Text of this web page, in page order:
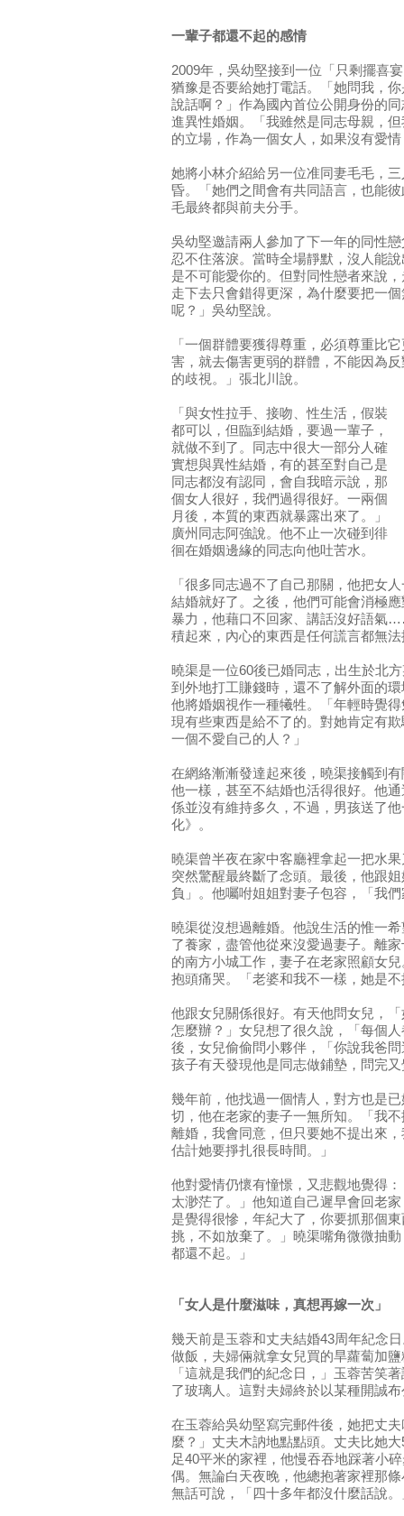
一輩子都還不起的感情
2009年，吳幼堅接到一位「只剩擺喜
猶豫是否要給她打電話。「她問我，
說話啊？」作為國內首位公開身份的
進異性婚姻。「我雖然是同志母親，
的立場，作為一個女人，如果沒有愛
她將小林介紹給另一位准同妻毛毛，
昏。「她們之間會有共同語言，也能
毛最終都與前夫分手。
吳幼堅邀請兩人參加了下一年的同性
忍不住落淚。當時全場靜默，沒人能
是不可能愛你的。但對同性戀者來說
走下去只會錯得更深，為什麼要把一
呢？」吳幼堅說。
「一個群體要獲得尊重，必須尊重比
害，就去傷害更弱的群體，不能因為
的歧視。」張北川說。
「與女性拉手、接吻、性生活，假裝
都可以，但臨到結婚，要過一輩子，
就做不到了。同志中很大一部分人確
實想與異性結婚，有的甚至對自己是
同志都沒有認同，會自我暗示說，那
個女人很好，我們過得很好。一兩個
月後，本質的東西就暴露出來了。」
廣州同志阿強說。他不止一次碰到徘
徊在婚姻邊緣的同志向他吐苦水。
「很多同志過不了自己那關，他把女
結婚就好了。之後，他們可能會消極
暴力，他藉口不回家、講話沒好語氣
積起來，內心的東西是任何謊言都無
曉渠是一位60後已婚同志，出生於北
到外地打工賺錢時，還不了解外面的
他將婚姻視作一種犧牲。「年輕時覺
現有些東西是給不了的。對她肯定有
一個不愛自己的人？」
在網絡漸漸發達起來後，曉渠接觸到
他一樣，甚至不結婚也活得很好。他
係並沒有維持多久，不過，男孩送了
化》。
曉渠曾半夜在家中客廳裡拿起一把水
突然驚醒最終斷了念頭。最後，他跟
負」。他囑咐姐姐對妻子包容，「我
曉渠從沒想過離婚。他說生活的惟一
了養家，盡管他從來沒愛過妻子。離
的南方小城工作，妻子在老家照顧女
抱頭痛哭。「老婆和我不一樣，她是
他跟女兒關係很好。有天他問女兒，
怎麼辦？」女兒想了很久說，「每個
後，女兒偷偷問小夥伴，「你說我爸
孩子有天發現他是同志做鋪墊，問完
幾年前，他找過一個情人，對方也是
切，他在老家的妻子一無所知。「我
離婚，我會同意，但只要她不提出來
估計她要掙扎很長時間。」
他對愛情仍懷有憧憬，又悲觀地覺得
太渺茫了。」他知道自己遲早會回老
是覺得很慘，年紀大了，你要抓那個
挑，不如放棄了。」曉渠嘴角微微抽
都還不起。」
「女人是什麼滋味，真想再嫁一次」
幾天前是玉蓉和丈夫結婚43周年紀念
做飯，夫婦倆就拿女兒買的旱蘿蔔加
「這就是我們的紀念日，」玉蓉苦笑
了玻璃人。這對夫婦終於以某種開誠
在玉蓉給吳幼堅寫完郵件後，她把丈
麼？」丈夫木訥地點點頭。丈夫比她
足40平米的家裡，他慢吞吞地踩著小
偶。無論白天夜晚，他總抱著家裡那
無話可說，「四十多年都沒什麼話說。